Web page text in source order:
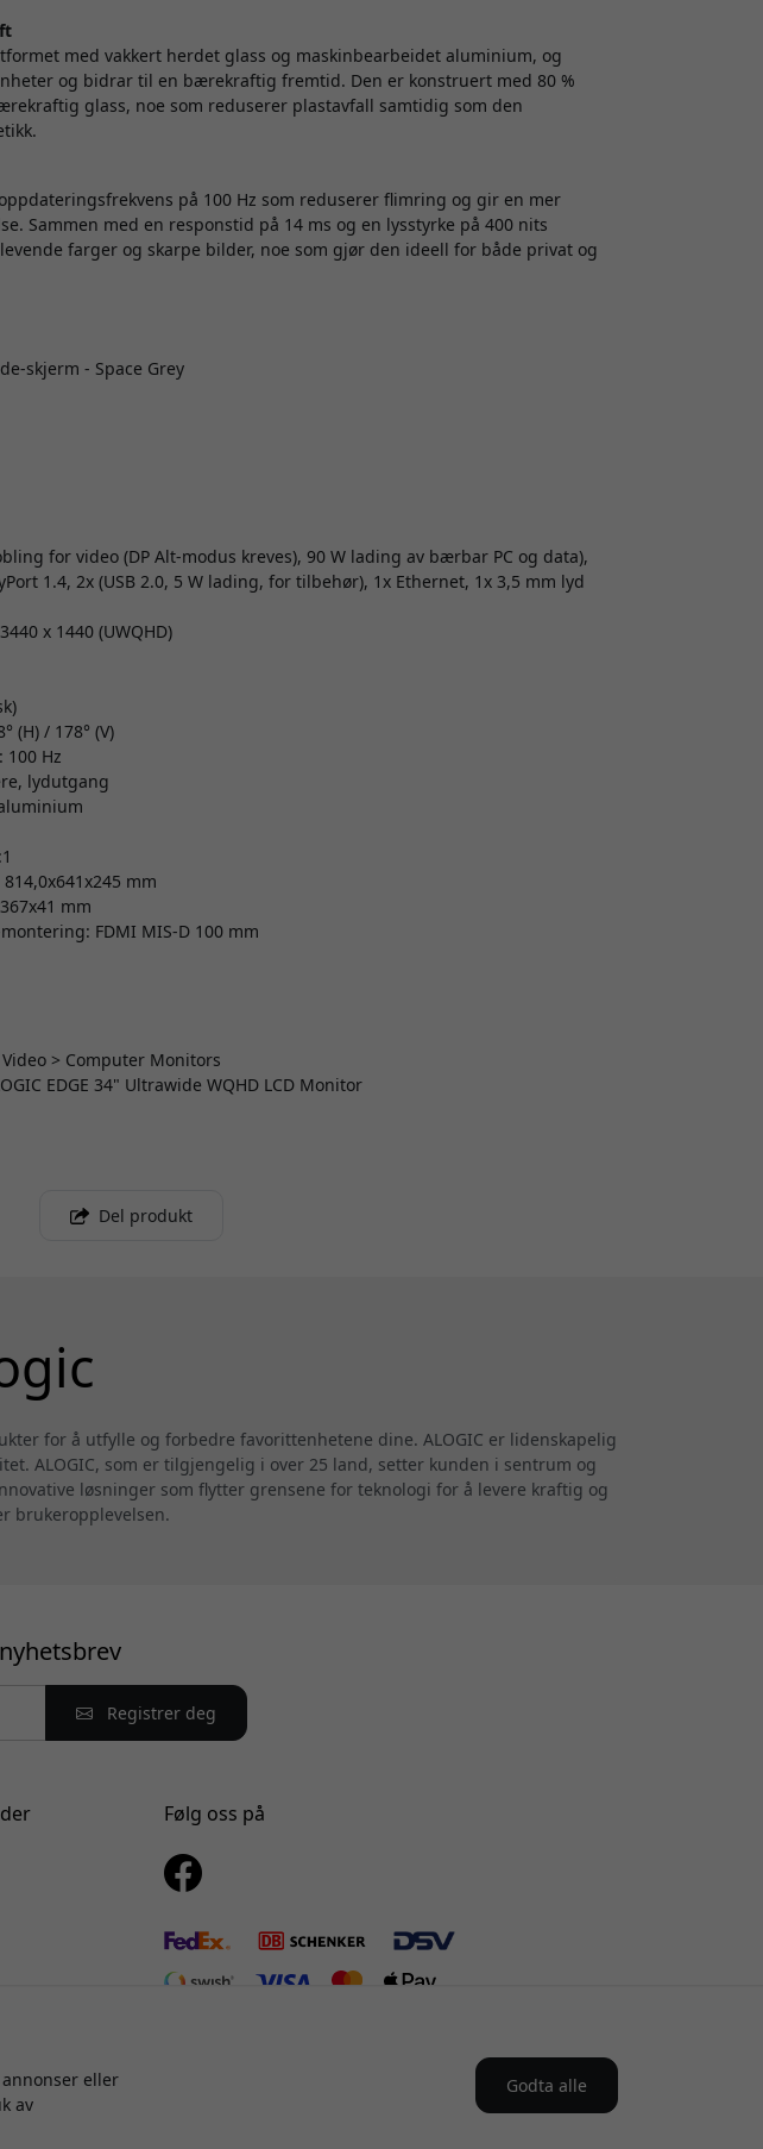
med vakkert herdet glass og maskinbearbeidet aluminium, og
og bidrar til en bærekraftig fremtid. Den er konstruert med 80 %
glass, noe som reduserer plastavfall samtidig som den
på 100 Hz som reduserer flimring og gir en mer
Sammen med en responstid på 14 ms og en lysstyrke på 400 nits
farger og skarpe bilder, noe som gjør den ideell for både privat og
skjerm - Space Grey
for video (DP Alt-modus kreves), 90 W lading av bærbar PC og data),
1.4, 2x (USB 2.0, 5 W lading, for tilbehør), 1x Ethernet, 1x 3,5 mm lyd
x 1440 (UWQHD)
(H) / 178° (V)
Hz
lydutgang
mm
mm
FDMI MIS-D 100 mm
> Computer Monitors
EDGE 34" Ultrawide WQHD LCD Monitor
Del produkt
for å utfylle og forbedre favorittenhetene dine. ALOGIC er lidenskapelig
ALOGIC, som er tilgjengelig i over 25 land, setter kunden i sentrum og
løsninger som flytter grensene for teknologi for å levere kraftig og
brukeropplevelsen.
Registrer deg
Følg oss på
eller
av
Godta alle